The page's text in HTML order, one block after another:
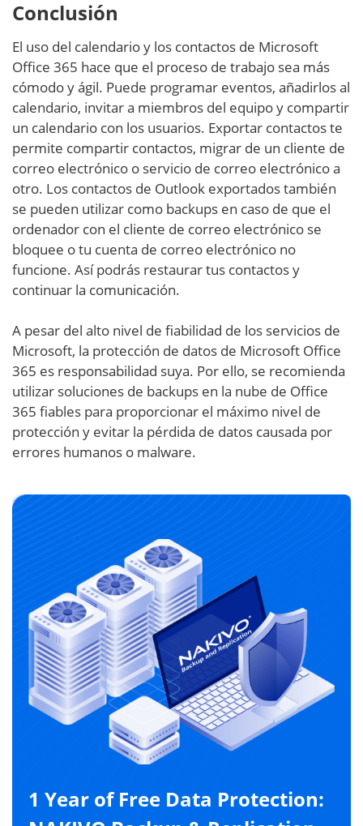
Conclusión
El uso del calendario y los contactos de Microsoft
Office 365 hace que el proceso de trabajo sea más
cómodo y ágil. Puede programar eventos, añadirlos al
calendario, invitar a miembros del equipo y compartir
un calendario con los usuarios. Exportar contactos te
permite compartir contactos, migrar de un cliente de
correo electrónico o servicio de correo electrónico a
otro. Los contactos de Outlook exportados también
se pueden utilizar como backups en caso de que el
ordenador con el cliente de correo electrónico se
bloquee o tu cuenta de correo electrónico no
funcione. Así podrás restaurar tus contactos y
continuar la comunicación.
A pesar del alto nivel de fiabilidad de los servicios de
Microsoft, la protección de datos de Microsoft Office
365 es responsabilidad suya. Por ello, se recomienda
utilizar soluciones de backups en la nube de Office
365 fiables para proporcionar el máximo nivel de
protección y evitar la pérdida de datos causada por
errores humanos o malware.
1 Year of Free Data Protection: